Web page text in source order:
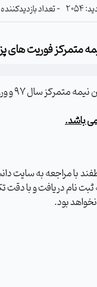
- تعداد بازدیدکننده: 552
متمرکز فوریت های
،توجه شمارا به رعایت نکات ذیل جلب می نماییم.
باشد.
ثبت نام دریافت و با
بود.